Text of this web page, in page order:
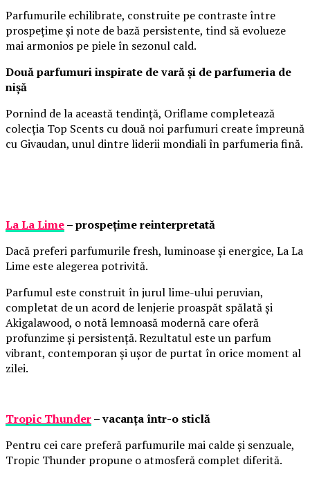
Parfumurile echilibrate, construite pe contraste între
prospețime și note de bază persistente, tind să evolueze
mai armonios pe piele în sezonul cald.
Două parfumuri inspirate de vară și de parfumeria de
nișă
Pornind de la această tendință, Oriflame completează
colecția Top Scents cu două noi parfumuri create împreună
cu Givaudan, unul dintre liderii mondiali în parfumeria fină.
La La Lime– prospețime reinterpretată
Dacă preferi parfumurile fresh, luminoase și energice, La La
Lime este alegerea potrivită.
Parfumul este construit în jurul lime-ului peruvian,
completat de un acord de lenjerie proaspăt spălată și
Akigalawood, o notă lemnoasă modernă care oferă
profunzime și persistență. Rezultatul este un parfum
vibrant, contemporan și ușor de purtat în orice moment al
zilei.
Tropic Thunder– vacanța într-o sticlă
Pentru cei care preferă parfumurile mai calde și senzuale,
Tropic Thunder propune o atmosferă complet diferită.